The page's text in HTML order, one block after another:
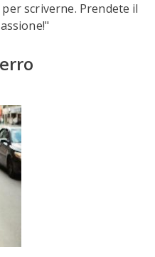
scriverne. Prendete il